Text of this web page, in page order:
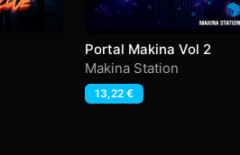
Portal Makina Vol 2
Makina Station
13,22 €